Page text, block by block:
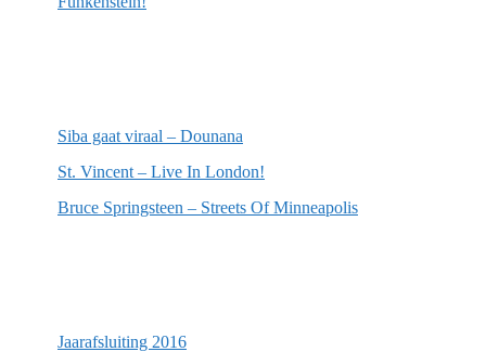
Siba gaat viraal – Dounana
St. Vincent – Live In London!
Bruce Springsteen – Streets Of Minneapolis
Jaarafsluiting 2016